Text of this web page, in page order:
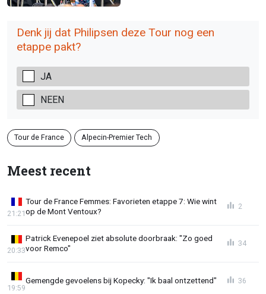
Denk jij dat Philipsen deze Tour nog een
etappe pakt?
JA
NEEN
Tour de France Alpecin-Premier Tech
Meest recent
Tour de France Femmes: Favorieten etappe 7: Wie wint
op de Mont Ventoux?
21:21
2
Patrick Evenepoel ziet absolute doorbraak: "Zo goed
voor Remco"
20:33
34
Gemengde gevoelens bij Kopecky: "Ik baal ontzettend"
19:59
36